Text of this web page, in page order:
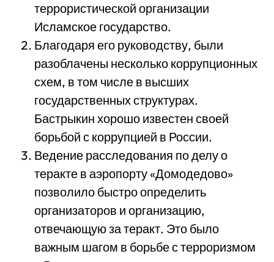
террористической организации
Исламское государство.
Благодаря его руководству, были
разоблачены несколько коррупционных
схем, в том числе в высших
государственных структурах.
Бастрыкин хорошо известен своей
борьбой с коррупцией в России.
Ведение расследования по делу о
теракте в аэропорту «Домодедово»
позволило быстро определить
организаторов и организацию,
отвечающую за теракт. Это было
важным шагом в борьбе с терроризмом